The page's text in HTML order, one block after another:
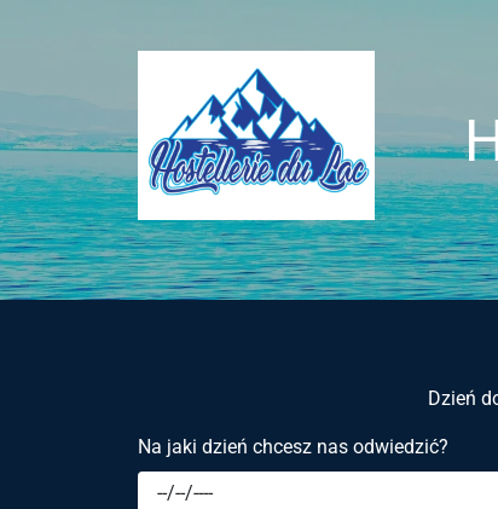
Dzień
Na jaki dzień chcesz nas odwiedzić?